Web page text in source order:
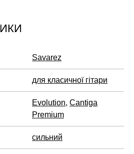
Savarez
для класичної гітари
Evolution, Cantiga
Premium
сильний